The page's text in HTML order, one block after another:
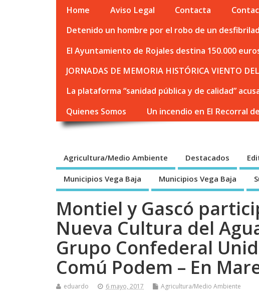
Home Aviso Legal Contacta
Detenido un hombre por el robo de un
El Ayuntamiento de Rojales destina 150.000
JORNADAS DE MEMORIA HISTÓRICA VIENTO
La plataforma “sanidad pública y de calidad”
Quienes Somos
Un incendio en El Recorral
Agricultura/Medio Ambiente Destacados
Municipios Vega Baja Municipios Vega Baja
Montiel y Gascó
Nueva Cultura del
Grupo Confederal
Comú Podem – En
eduardo 6 mayo, 2017 Agricultura/Medio Ambiente